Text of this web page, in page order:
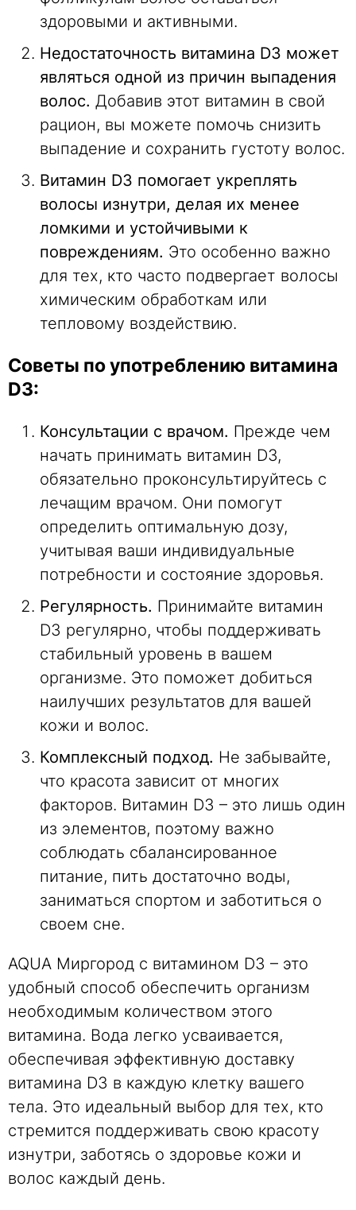
здоровыми и активными.
Недостаточность витамина D3 может
являться одной из причин выпадения
волос. Добавив этот витамин в свой
рацион, вы можете помочь снизить
выпадение и сохранить густоту волос.
Витамин D3 помогает укреплять
волосы изнутри, делая их менее
ломкими и устойчивыми к
повреждениям. Это особенно важно
для тех, кто часто подвергает волосы
химическим обработкам или
тепловому воздействию.
Советы по употреблению витамина
D3:
Консультации с врачом. Прежде чем
начать принимать витамин D3,
обязательно проконсультируйтесь с
лечащим врачом. Они помогут
определить оптимальную дозу,
учитывая ваши индивидуальные
потребности и состояние здоровья.
Регулярность. Принимайте витамин
D3 регулярно, чтобы поддерживать
стабильный уровень в вашем
организме. Это поможет добиться
наилучших результатов для вашей
кожи и волос.
Комплексный подход. Не забывайте,
что красота зависит от многих
факторов. Витамин D3 – это лишь один
из элементов, поэтому важно
соблюдать сбалансированное
питание, пить достаточно воды,
заниматься спортом и заботиться о
своем сне.
AQUA Миргород с витамином D3 – это
удобный способ обеспечить организм
необходимым количеством этого
витамина. Вода легко усваивается,
обеспечивая эффективную доставку
витамина D3 в каждую клетку вашего
тела. Это идеальный выбор для тех, кто
стремится поддерживать свою красоту
изнутри, заботясь о здоровье кожи и
волос каждый день.